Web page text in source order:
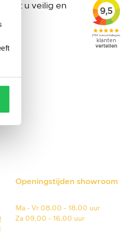
dat u veilig en
Openingstijden showroom
Ma - Vr 08.00 - 18.00 uur
Za 09.00 - 16.00 uur